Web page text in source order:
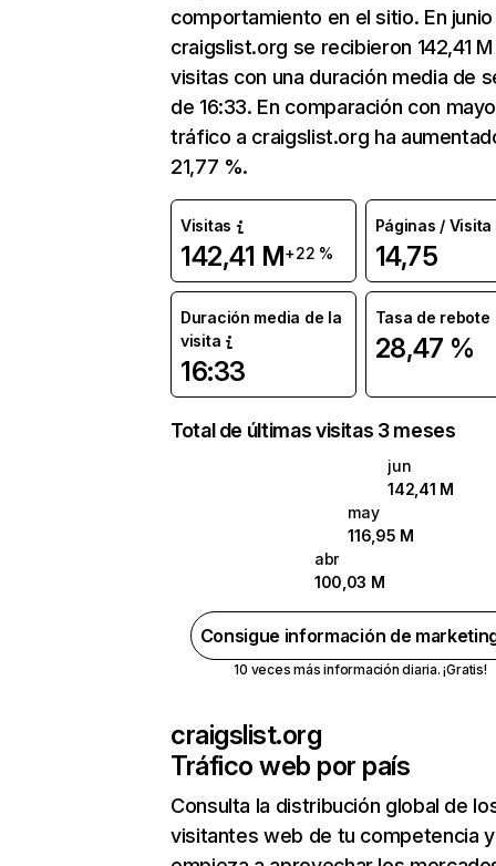
comportamiento en el sitio. En junio
craigslist.org se recibieron 142,41 M
visitas con una duración media de
de 16:33. En comparación con
tráfico a craigslist.org ha
21,77 %.
Visitas
142,41 M+22 %
Páginas / Visita
14,75
Duración media de la
visita
16:33
Tasa de rebote
28,47 %
Total de últimas visitas 3 meses
jun
142,41 M
may
116,95 M
abr
100,03 M
Consigue información de
10 veces más información diaria. ¡Gratis!
craigslist.org
Tráfico web por país
Consulta la distribución global de
visitantes web de tu competencia y